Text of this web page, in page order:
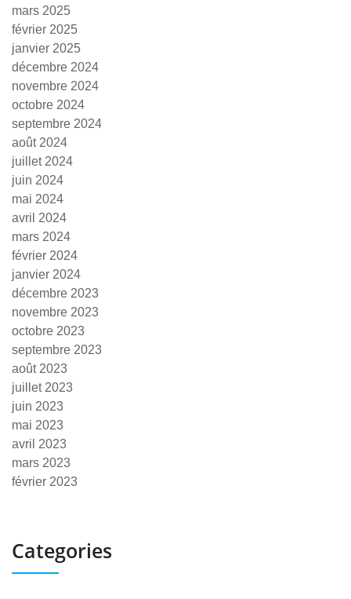
mars 2025
février 2025
janvier 2025
décembre 2024
novembre 2024
octobre 2024
septembre 2024
août 2024
juillet 2024
juin 2024
mai 2024
avril 2024
mars 2024
février 2024
janvier 2024
décembre 2023
novembre 2023
octobre 2023
septembre 2023
août 2023
juillet 2023
juin 2023
mai 2023
avril 2023
mars 2023
février 2023
Categories